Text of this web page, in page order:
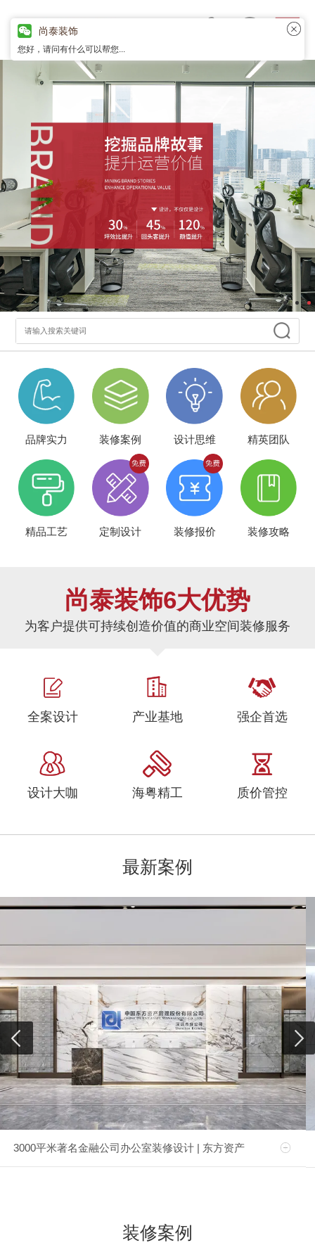
品牌实力 装修案例 设计思维 精英团队
精品工艺 定制设计 装修报价 装修攻略
尚泰装饰6大优势
为客户提供可持续创造价值的商业空间装修服务
全案设计 产业基地 强企首选
设计大咖 海粤精工 质价管控
最新案例
3000平米著名金融公司办公室装修设计 | 东方资产
装修案例
尚泰装饰
您好，请问有什么可以帮您...